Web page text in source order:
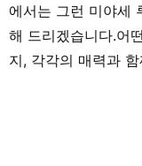
에서는 그런 미야세
해 드리겠습니다.어
지, 각각의 매력과